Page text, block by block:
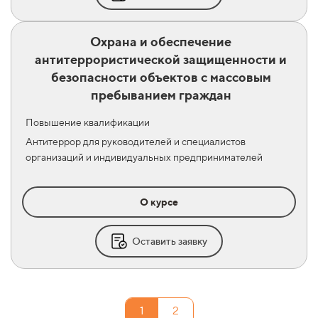
Охрана и обеспечение
антитеррористической защищенности и
безопасности объектов с массовым
пребыванием граждан
Повышение квалификации
Антитеррор для руководителей и специалистов
организаций и индивидуальных предпринимателей
О курсе
Оставить заявку
1 2